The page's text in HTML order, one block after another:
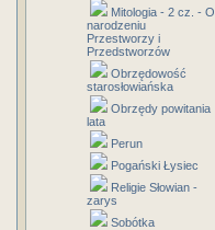
Mitologia - 2 cz. - O
narodzeniu
Przestworzy i
Przedstworzów
Obrzędowość
starosłowiańska
Obrzędy powitania
lata
Perun
Pogański Łysiec
Religie Słowian -
zarys
Sobótka